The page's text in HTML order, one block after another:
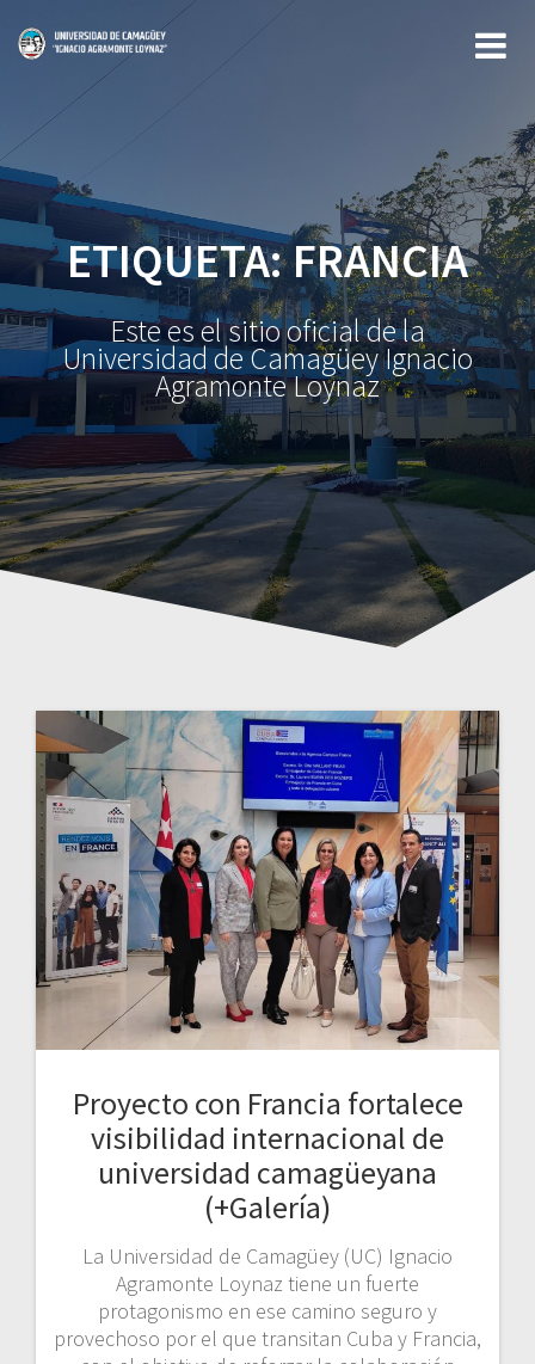
Saltar
ETIQUETA:FRANCIA
Este es el sitio oficial de la
Universidad de Camagüey Ignacio
Agramonte Loynaz
Proyecto con Francia fortalece
visibilidad internacional de
universidad camagüeyana
(+Galería)
La Universidad de Camagüey (UC) Ignacio
Agramonte Loynaz tiene un fuerte
protagonismo en ese camino seguro y
provechoso por el que transitan Cuba y Francia,